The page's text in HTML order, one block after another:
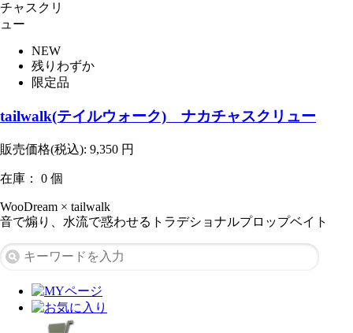
NEW
残りわずか
限定品
tailwalk(テイルウォーク) ナカチャスクリュー
販売価格(税込): 9,350 円
在庫： 0 個
WooDream × tailwalk
音で煽り、水流で惑わせるトラデショナルプロップベイト